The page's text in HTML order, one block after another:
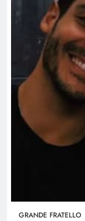
GRANDE FRATELLO
5